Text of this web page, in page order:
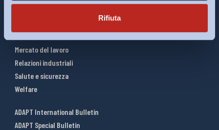
Rifiuta
Mercato del lavoro
Relazioni industriali
Salute e sicurezza
Welfare
ADAPT International Bulletin
ADAPT Special Bulletin